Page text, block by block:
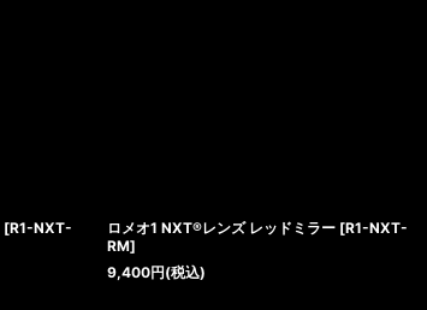
[R1-NXT-
ロメオ1 NXT®レンズ レッドミラー [R1-NXT-
RM]
9,400円(税込)